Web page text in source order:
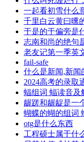
一起看初雪什么
千里白云黄曰曛
于是的于偏旁是
志南和尚的绝句
老友记第一季英
fail-safe
什么是新闻,新闻
2024高考的录取
蝠组词 蝠读音及
龌蹉和龌龊是一
蝴蝶的蝴的组词
otg是什么东西
工程硕士属于什